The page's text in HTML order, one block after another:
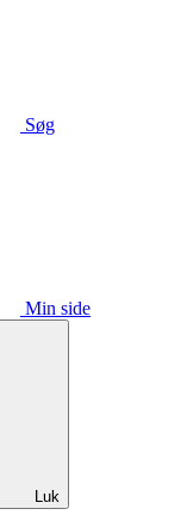
Søg
Min side
Luk